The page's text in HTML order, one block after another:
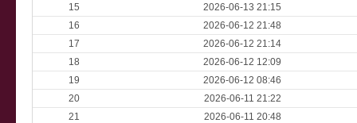
15
2026-06-13 21:15
16
2026-06-12 21:48
17
2026-06-12 21:14
18
2026-06-12 12:09
19
2026-06-12 08:46
20
2026-06-11 21:22
21
2026-06-11 20:48